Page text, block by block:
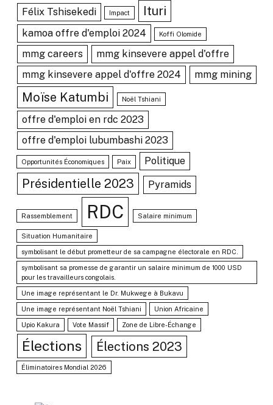
Félix Tshisekedi Impact Ituri
kamoa offre d'emploi 2024 Koffi Olomide
mmg careers
mmg kinsevere appel d'offre
mmg kinsevere appel d'offre 2024
mmg mining
Moïse Katumbi Noël Tshiani
offre d'emploi en rdc 2023
offre d'emploi lubumbashi 2023
Opportunités Économiques Paix Politique
Présidentielle 2023 Pyramids
Rassemblement RDC Salaire minimum
Situation Humanitaire
symbolisant le début prometteur de sa campagne électorale en RDC.
symbolisant sa promesse de garantir un salaire minimum de 1000 USD
pour les travailleurs congolais.
Une image représentant le Dr. Mukwege à Bukavu
Une image représentant Noël Tshiani Union Africaine
Upio Kakura Vote Massif Zone de Libre-Échange
Élections Élections 2023
Éliminatoires Mondial 2026